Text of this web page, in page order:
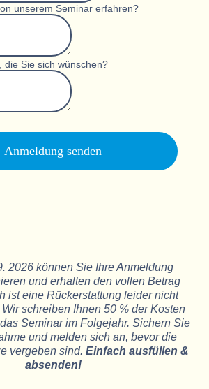
unserem Seminar erfahren?
die Sie sich wünschen?
Anmeldung senden
2026 können Sie Ihre Anmeldung
und erhalten den vollen Betrag
ist eine Rückerstattung leider nicht
schreiben Ihnen 50 % der Kosten
Seminar im Folgejahr. Sichern Sie
und melden sich an, bevor die
vergeben sind. Einfach ausfüllen &
absenden!